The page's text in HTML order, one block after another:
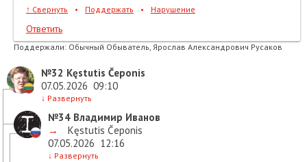
↑ Свернуть • Поддержать • Нарушение
Ответить
Поддержали: Обычный Обыватель, Ярослав Александрович Русаков
№32 Kęstutis Čeponis
07.05.2026 09:10
↓ Развернуть
№34 Владимир Иванов
→
Kęstutis Čeponis
07.05.2026 12:16
↓ Развернуть